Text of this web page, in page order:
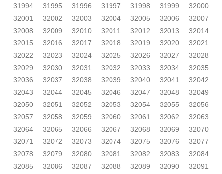
31994
31995 31996 31997 31998 31999
32000
32001
32002 32003 32004 32005 32006
32007
32008
32009 32010 32011 32012 32013
32014
32015
32016 32017 32018 32019 32020
32021
32022
32023 32024 32025 32026 32027
32028
32029
32030 32031 32032 32033 32034
32035
32036
32037 32038 32039 32040 32041
32042
32043
32044 32045 32046 32047 32048
32049
32050
32051 32052 32053 32054 32055
32056
32057
32058 32059 32060 32061 32062
32063
32064
32065 32066 32067 32068 32069
32070
32071
32072 32073 32074 32075 32076
32077
32078
32079 32080 32081 32082 32083
32084
32085
32086 32087 32088 32089 32090
32091